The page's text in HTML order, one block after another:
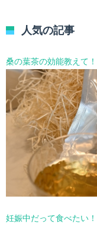
ー
選
択
人気の記事
桑の葉茶の効能教えて
妊娠中だって食べたい